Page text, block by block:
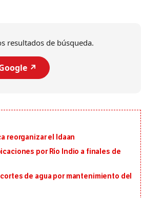
resultados de búsqueda.
↗️
reorganizar el Idaan
por Río Indio a finales de
de agua por mantenimiento del
Entre recuerdos y escuetas
da Silva, oficializó este domingo su
candidatura...